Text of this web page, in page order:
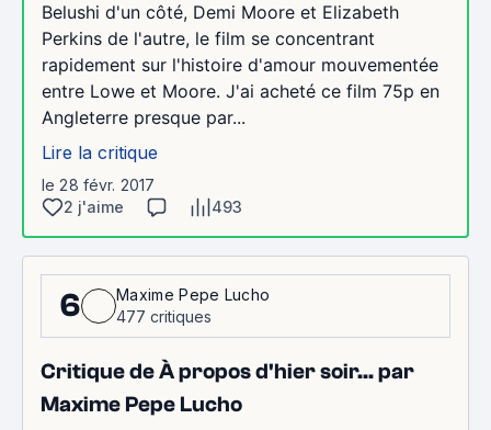
Belushi d'un côté, Demi Moore et Elizabeth
Perkins de l'autre, le film se concentrant
rapidement sur l'histoire d'amour mouvementée
entre Lowe et Moore. J'ai acheté ce film 75p en
Angleterre presque par...
Lire la critique
le 28 févr. 2017
2 j'aime
493
6
Maxime Pepe Lucho
477 critiques
Critique de À propos d'hier soir... par
Maxime Pepe Lucho